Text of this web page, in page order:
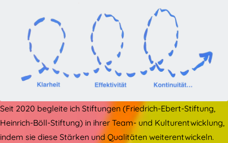
Seit 2020 begleite ich Stiftungen (Friedrich-Ebert-Stiftung,
Heinrich-Böll-Stiftung) in ihrer Team- und Kulturentwicklung,
indem sie diese Stärken und Qualitäten weiterentwickeln.